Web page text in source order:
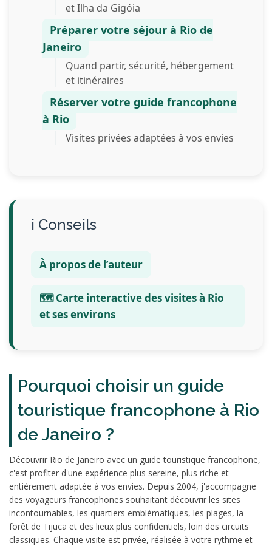
et Ilha da Gigóia
Préparer votre séjour à Rio de
Janeiro
Quand partir, sécurité, hébergement
et itinéraires
Réserver votre guide francophone
à Rio
Visites privées adaptées à vos envies
Conseils
À propos de l’auteur
🗺️ Carte interactive des visites à Rio
et ses environs
Pourquoi choisir un guide
touristique francophone à Rio
de Janeiro ?
Découvrir Rio de Janeiro avec un guide touristique francophone,
c'est profiter d'une expérience plus sereine, plus riche et
entièrement adaptée à vos envies. Depuis 2004, j'accompagne
des voyageurs francophones souhaitant découvrir les sites
incontournables, les quartiers emblématiques, les plages, la
forêt de Tijuca et des lieux plus confidentiels, loin des circuits
classiques. Chaque visite est privée, réalisée à votre rythme et